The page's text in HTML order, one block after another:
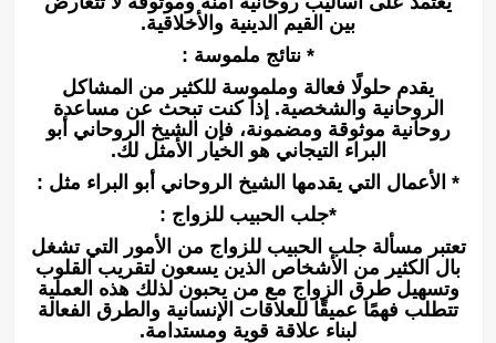
بين القيم الدينية والأخلاقية.
* نتائج ملموسة :
يقدم حلولًا فعالة وملموسة للكثير من المشاكل
الروحانية والشخصية. إذا كنت تبحث عن مساعدة
روحانية موثوقة ومضمونة، فإن الشيخ الروحاني أبو
البراء التيجاني هو الخيار الأمثل لك.
* الأعمال التي يقدمها الشيخ الروحاني أبو البراء مثل :
*جلب الحبيب للزواج :
تعتبر مسألة جلب الحبيب للزواج من الأمور التي تشغل
بال الكثير من الأشخاص الذين يسعون لتقريب القلوب
وتسهيل طرق الزواج مع من يحبون لذلك هذه العملية
تتطلب فهمًا عميقًا للعلاقات الإنسانية والطرق الفعالة
لبناء علاقة قوية ومستدامة.